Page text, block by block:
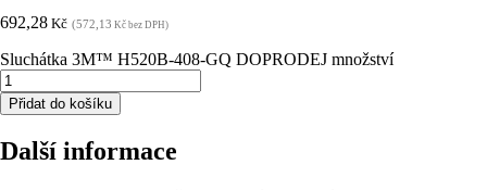
692,28 Kč (572,13 Kč bez DPH)
Sluchátka 3M™ H520B-408-GQ DOPRODEJ množství
Přidat do košíku
Další informace